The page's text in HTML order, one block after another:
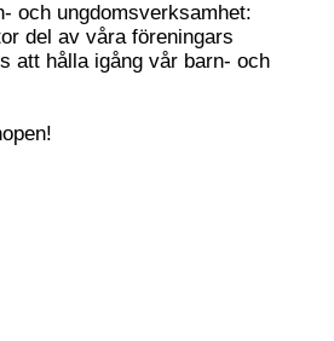
och ungdomsverksamhet:
del av våra föreningars
att hålla igång vår barn- och